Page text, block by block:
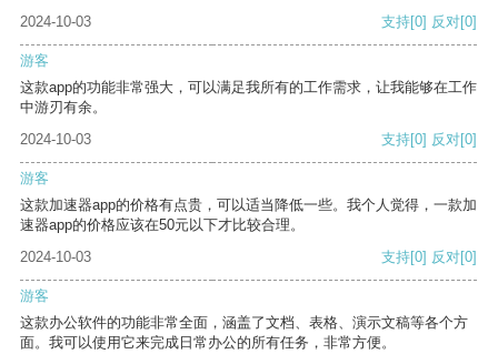
2024-10-03
支持[0] 反对[0]
游客
这款app的功能非常强大，可以满足我所有的工作需求，让我能够在工作
中游刃有余。
2024-10-03
支持[0] 反对[0]
游客
这款加速器app的价格有点贵，可以适当降低一些。我个人觉得，一款加
速器app的价格应该在50元以下才比较合理。
2024-10-03
支持[0] 反对[0]
游客
这款办公软件的功能非常全面，涵盖了文档、表格、演示文稿等各个方
面。我可以使用它来完成日常办公的所有任务，非常方便。